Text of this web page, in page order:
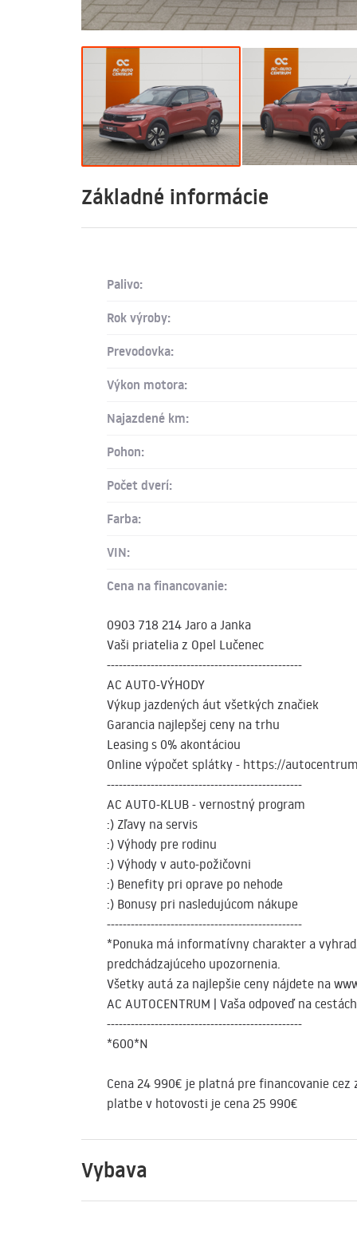
Základné informácie
Palivo:
Rok výroby:
Prevodovka:
Výkon motora:
Najazdené km:
Pohon:
Počet dverí:
Farba:
VIN:
Cena na financovanie:
0903 718 214 Jaro a Janka
Vaši priatelia z Opel Lučenec
-------------------------------------------------
AC AUTO-VÝHODY
Výkup jazdených áut všetkých značiek
Garancia najlepšej ceny na trhu
Leasing s 0% akontáciou
Online výpočet splátky - https://
-------------------------------------------------
AC AUTO-KLUB - vernostný program
:) Zľavy na servis
:) Výhody pre rodinu
:) Výhody v auto-požičovni
:) Benefity pri oprave po nehode
:) Bonusy pri nasledujúcom nákupe
-------------------------------------------------
*Ponuka má informatívny charakter a
predchádzajúceho upozornenia.
Všetky autá za najlepšie ceny nájdete na
AC AUTOCENTRUM | Vaša odpoveď na cestách
-------------------------------------------------
*600*N
Cena 24 990€ je platná pre financovanie cez
platbe v hotovosti je cena 25 990€
Vybava